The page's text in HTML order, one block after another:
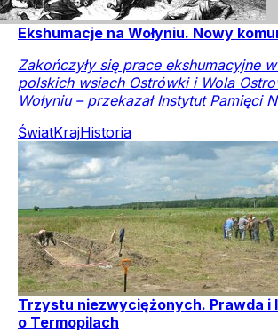
Ekshumacje na Wołyniu. Nowy
Zakończyły się prace ekshumacyjne
polskich wsiach Ostrówki i Wola
Wołyniu – przekazał Instytut Pamięci
ŚwiatKrajHistoria
Trzystu niezwyciężonych. Prawda i
o Termopilach